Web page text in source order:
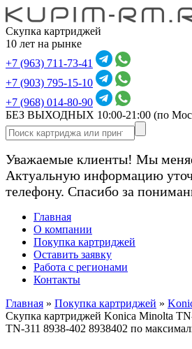
Скупка картриджей
10 лет на рынке
+7 (963) 711-73-41
+7 (903) 795-15-10
+7 (968) 014-80-90
БЕЗ ВЫХОДНЫХ 10:00-21:00 (по
Уважаемые клиенты! Мы
Актуальную информацию
телефону. Спасибо за
Главная
О компании
Покупка картриджей
Оставить заявку
Работа с регионами
Контакты
Главная » Покупка картриджей »
Скупка картриджей Konica Minolta
TN-311 8938-402 8938402 по